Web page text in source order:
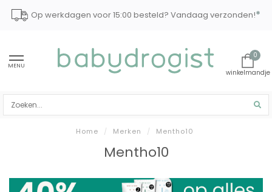
Op werkdagen voor 15:00 besteld? Vandaag verzonden!*
MENU
0
Home / Merken / Mentho10
Mentho10